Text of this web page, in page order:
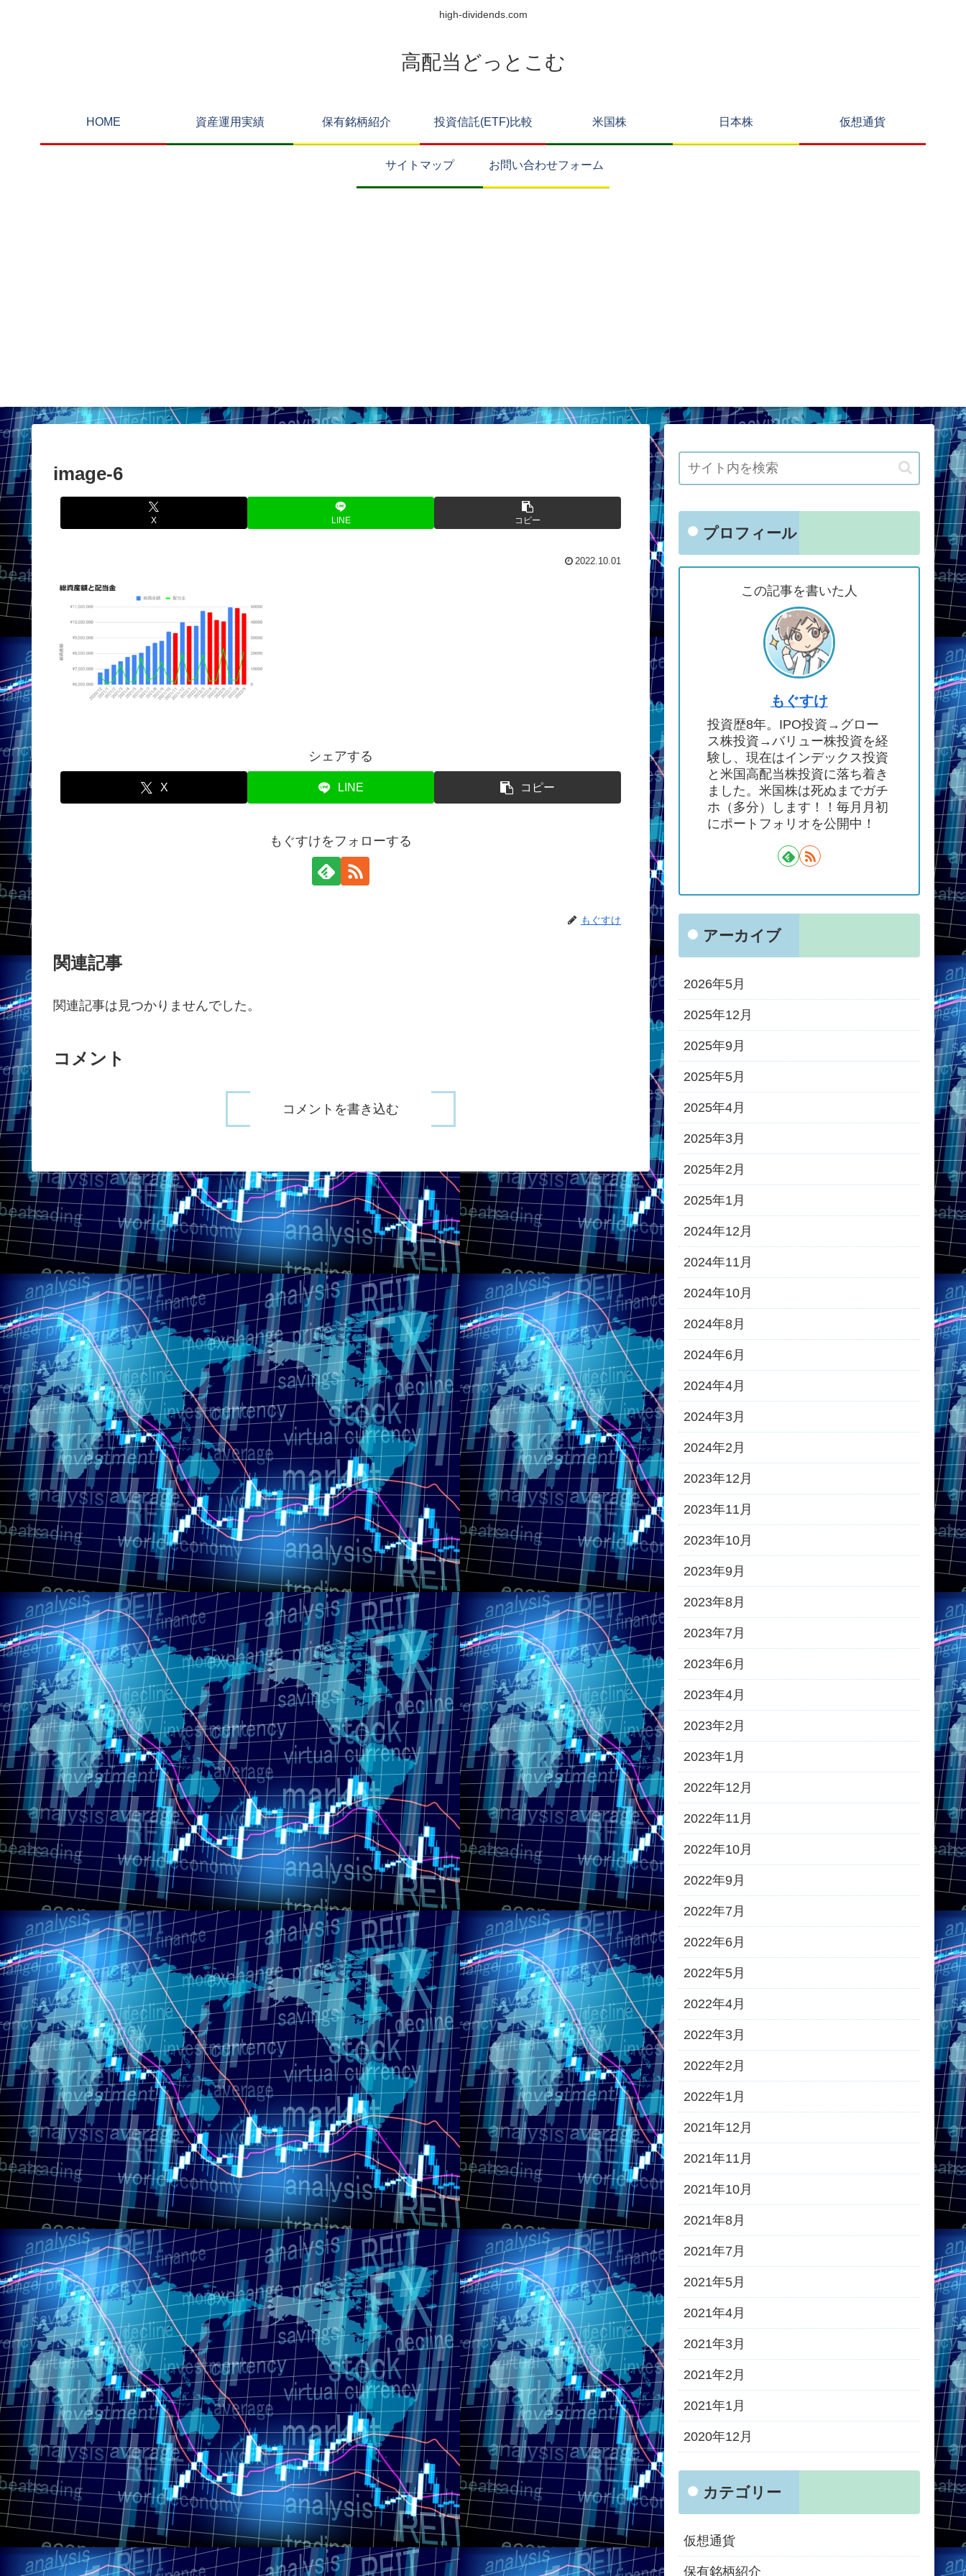
high-dividends.com
高配当どっとこむ
HOME 資産運用実績 保有銘柄紹介 投資信託(ETF)比較 米国株 日本株 仮想通貨
サイトマップ お問い合わせフォーム
image-6
X LINE コピー
2022.10.01
シェアする
X LINE コピー
もぐすけをフォローする
もぐすけ
関連記事
関連記事は見つかりませんでした。
コメント
コメントを書き込む
プロフィール
この記事を書いた人
もぐすけ
投資歴8年。IPO投資→グロー
ス株投資→バリュー株投資を経
験し、現在はインデックス投資
と米国高配当株投資に落ち着き
ました。米国株は死ぬまでガチ
ホ（多分）します！！毎月月初
にポートフォリオを公開中！
アーカイブ
2026年5月
2025年12月
2025年9月
2025年5月
2025年4月
2025年3月
2025年2月
2025年1月
2024年12月
2024年11月
2024年10月
2024年8月
2024年6月
2024年4月
2024年3月
2024年2月
2023年12月
2023年11月
2023年10月
2023年9月
2023年8月
2023年7月
2023年6月
2023年4月
2023年2月
2023年1月
2022年12月
2022年11月
2022年10月
2022年9月
2022年7月
2022年6月
2022年5月
2022年4月
2022年3月
2022年2月
2022年1月
2021年12月
2021年11月
2021年10月
2021年8月
2021年7月
2021年5月
2021年4月
2021年3月
2021年2月
2021年1月
2020年12月
カテゴリー
仮想通貨
保有銘柄紹介